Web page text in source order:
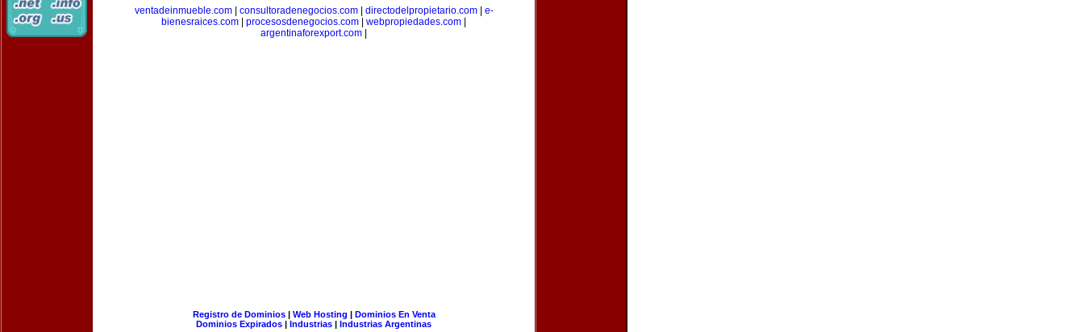
ventadeinmueble.com| consultoradenegocios.com| directodelpropietario.com| e-
bienesraices.com
procesosdenegocios.com webpropiedades.com
argentinaforexport.com
Registro de Dominios| Web Hosting | Dominios En Venta
Dominios Expirados | Industrias | Industrias Argentinas